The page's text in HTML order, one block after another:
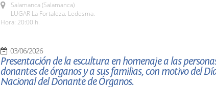
Salamanca (Salamanca)
LUGAR La Fortaleza. Ledesma.
Hora: 20:00 h.
03/06/2026
Presentación de la escultura en homenaje a las
donantes de órganos y a sus familias, con motivo del
Nacional del Donante de Órganos.